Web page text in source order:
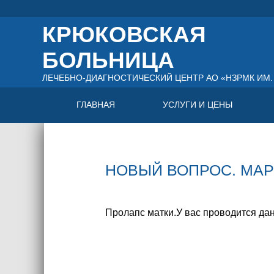
КРЮКОВСКАЯ
БОЛЬНИЦА
ЛЕЧЕБНО-ДИАГНОСТИЧЕСКИЙ ЦЕНТР АО «НЗРМК
ГЛАВНАЯ УСЛУГИ И ЦЕНЫ
НОВЫЙ ВОПРОС.
Пролапс матки.У вас проводится